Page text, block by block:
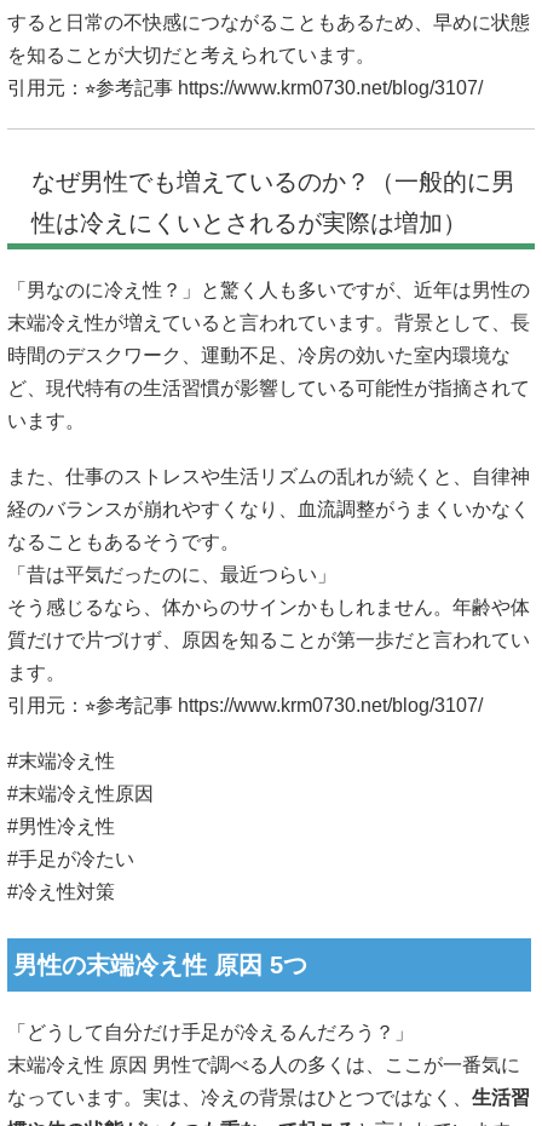
すると日常の不快感につながることもあるため、早めに状態
を知ることが大切だと考えられています。
引用元：⭐︎参考記事 https://www.krm0730.net/blog/3107/
なぜ男性でも増えているのか？（一般的に男
性は冷えにくいとされるが実際は増加）
「男なのに冷え性？」と驚く人も多いですが、近年は男性の
末端冷え性が増えていると言われています。背景として、長
時間のデスクワーク、運動不足、冷房の効いた室内環境な
ど、現代特有の生活習慣が影響している可能性が指摘されて
います。
また、仕事のストレスや生活リズムの乱れが続くと、自律神
経のバランスが崩れやすくなり、血流調整がうまくいかなく
なることもあるそうです。
「昔は平気だったのに、最近つらい」
そう感じるなら、体からのサインかもしれません。年齢や体
質だけで片づけず、原因を知ることが第一歩だと言われてい
ます。
引用元：⭐︎参考記事 https://www.krm0730.net/blog/3107/
#末端冷え性
#末端冷え性原因
#男性冷え性
#手足が冷たい
#冷え性対策
男性の末端冷え性 原因 5つ
「どうして自分だけ手足が冷えるんだろう？」
末端冷え性 原因 男性で調べる人の多くは、ここが一番気に
なっています。実は、冷えの背景はひとつではなく、 生活習